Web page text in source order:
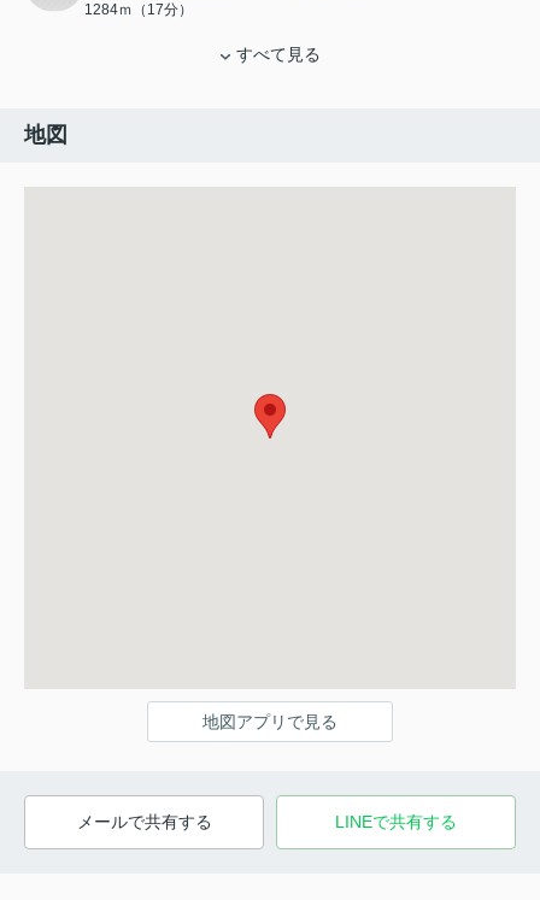
1284ｍ（17分）
すべて見る
地図
地図アプリで見る
メールで共有する LINEで共有する